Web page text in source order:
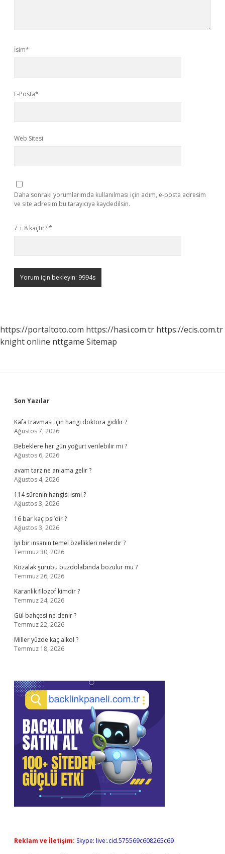
İsim*
E-Posta*
Web Sitesi
Daha sonraki yorumlarımda kullanılması için adım, e-posta adresim
ve site adresim bu tarayıcıya kaydedilsin.
7 + 8 kaçtır?*
https://portaltoto.com https://hasi.com.tr https://ecis.com.tr
knight online nttgame Sitemap
Sidebar
Son Yazılar
Kafa travması için hangi doktora gidilir ?
Ağustos 7, 2026
Bebeklere her gün yoğurt verilebilir mi ?
Ağustos 6, 2026
avam tarz ne anlama gelir ?
Ağustos 4, 2026
114 sûrenin hangisi ismi ?
Ağustos 3, 2026
16 bar kaç psi’dir ?
Ağustos 3, 2026
İyi bir insanın temel özellikleri nelerdir ?
Temmuz 30, 2026
Kozalak şurubu buzdolabında bozulur mu ?
Temmuz 26, 2026
Karanlık filozof kimdir ?
Temmuz 24, 2026
Gül bahçesi ne denir ?
Temmuz 22, 2026
Miller yüzde kaç alkol ?
Temmuz 18, 2026
Reklam ve İletişim: Skype: live:.cid.575569c608265c69